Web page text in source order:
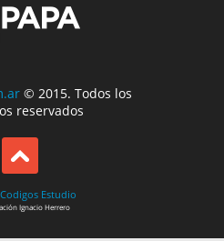
© 2015. Todos los
reservados
Codigos Estudio
Ignacio Herrero